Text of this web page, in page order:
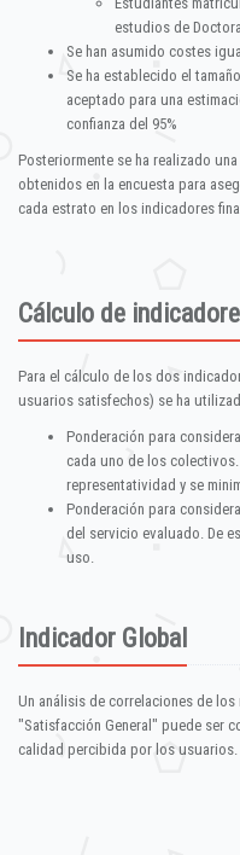
estudios de
Se han asumido costes
Se ha establecido el
aceptado para una
confianza del 95%
Posteriormente se ha realizado
obtenidos en la encuesta para
cada estrato en los indicadores
Cálculo de
Para el cálculo de los dos
usuarios satisfechos) se ha
Ponderación para
cada uno de los
representatividad y se
Ponderación para
del servicio evaluado. De
uso.
Indicador Global
Un análisis de correlaciones de
"Satisfacción General" puede ser
calidad percibida por los usuarios.